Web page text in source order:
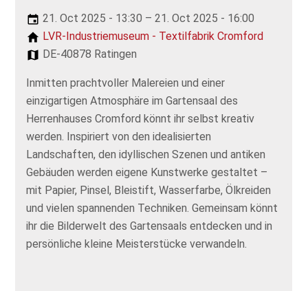
21. Oct 2025 - 13:30 – 21. Oct 2025 - 16:00
LVR-Industriemuseum - Textilfabrik Cromford
DE-40878 Ratingen
Inmitten prachtvoller Malereien und einer
einzigartigen Atmosphäre im Gartensaal des
Herrenhauses Cromford könnt ihr selbst kreativ
werden. Inspiriert von den idealisierten
Landschaften, den idyllischen Szenen und antiken
Gebäuden werden eigene Kunstwerke gestaltet –
mit Papier, Pinsel, Bleistift, Wasserfarbe, Ölkreiden
und vielen spannenden Techniken. Gemeinsam könnt
ihr die Bilderwelt des Gartensaals entdecken und in
persönliche kleine Meisterstücke verwandeln.